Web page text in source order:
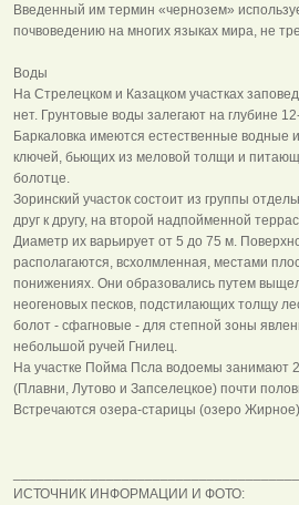
Введенный им термин «чернозем»
почвоведению на многих языках мира, не
Воды
На Стрелецком и Казацком участках
нет. Грунтовые воды залегают на глубине
Баркаловка имеются естественные водные
ключей, бьющих из меловой толщи и
болотце.
Зоринский участок состоит из группы
друг к другу, на второй надпойменной
Диаметр их варьирует от 5 до 75 м.
располагаются, всхолмленная, местами
понижениях. Они образовались путем
неогеновых песков, подстилающих толщу
болот - сфагновые - для степной зоны
небольшой ручей Гнилец.
На участке Пойма Псла водоемы занимают
(Плавни, Лутово и Запселецкое) почти
Встречаются озера-старицы (озеро
ИСТОЧНИК ИНФОРМАЦИИ И ФОТО: